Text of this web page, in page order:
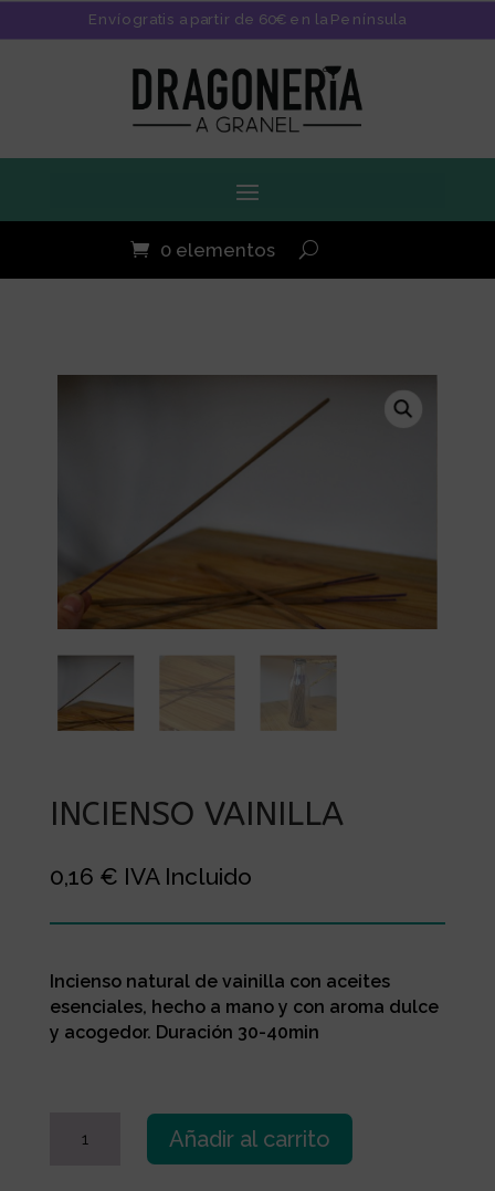
Envío gratis a partir de 60€ en la Península
0 elementos
INCIENSO VAINILLA
0,16 € IVA Incluido
Incienso natural de vainilla con aceites
esenciales, hecho a mano y con aroma dulce
y acogedor. Duración 30-40min
VAINILLA
Añadir al carrito